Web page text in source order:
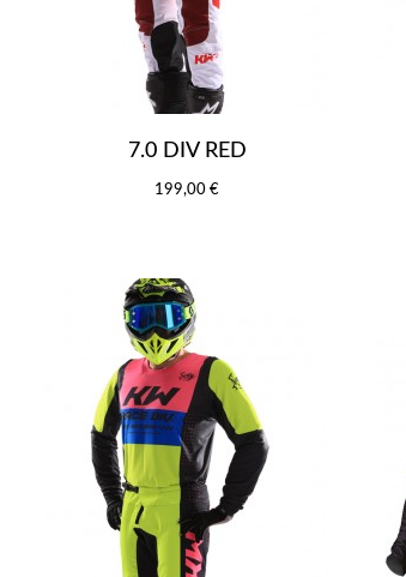
7.0 DIV RED
199,00 €